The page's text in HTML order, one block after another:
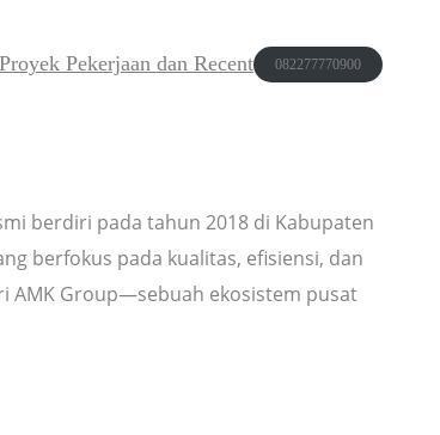
Proyek Pekerjaan dan Recent 082277770900
berdiri pada tahun 2018 di Kabupaten
berfokus pada kualitas, efisiensi, dan
AMK Group—sebuah ekosistem pusat